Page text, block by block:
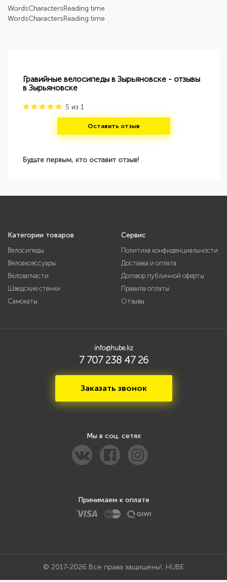
WordsCharactersReading time
WordsCharactersReading time
Гравийные велосипеды в Зырьяновске - отзывы
в Зырьяновске
5 из 1
Оставить отзыв
Будьте первым, кто оставит отзыв!
Категории товаров
Велосипеды
Велоаксессуары
Велозапчасти
Шведские стенки
Самокаты
Сервис
Политика конфиденциальности
Доставка и оплата
Договор публичной оферты
Правила оплаты
Отзывы
info@hube.kz
7 707 238 47 26
Заказать звонок
Мы в соц. сетях
Принимаем к оплате
© 2017-2026 Все права защищены!, HUBE